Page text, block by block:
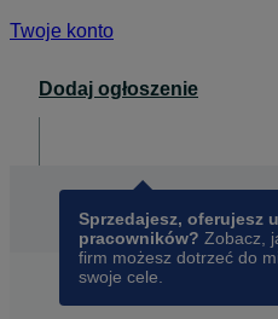
Twoje konto
Dodaj ogłoszenie
Sprzedajesz, oferujesz
pracowników? Zobacz,
firm możesz dotrzeć do
swoje cele.